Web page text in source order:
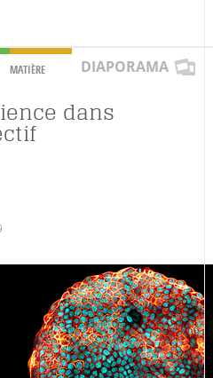
MATIÈRE DIAPORAMA
dans